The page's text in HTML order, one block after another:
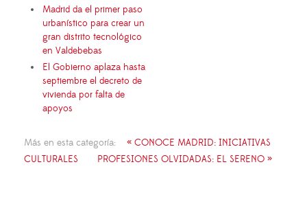
Madrid da el primer paso
urbanístico para crear un
gran distrito tecnológico
en Valdebebas
El Gobierno aplaza hasta
septiembre el decreto de
vivienda por falta de
apoyos
Más en esta categoría:
« CONOCE MADRID: INICIATIVAS
CULTURALES
PROFESIONES OLVIDADAS: EL SERENO »